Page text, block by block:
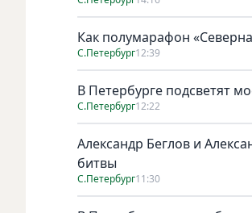
Как полумарафон
С.Петербург12:39
В Петербурге подсветят
С.Петербург12:22
Александр Беглов и
битвы
С.Петербург11:30